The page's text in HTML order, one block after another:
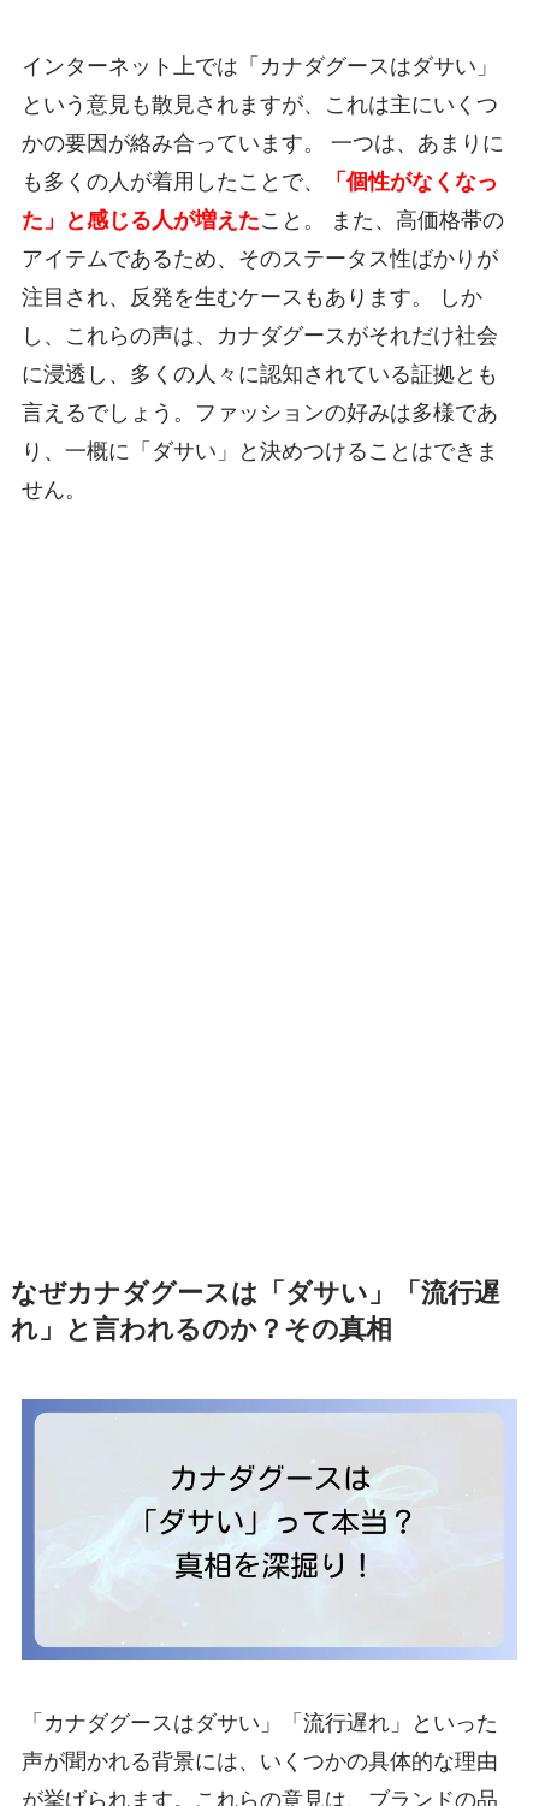
インターネット上では「カナダグースはダサい」
という意見も散見されますが、これは主にいくつ
かの要因が絡み合っています。 一つは、あまりに
も多くの人が着用したことで、
「個性がなくなっ
た」と感じる人が増えたこと。 また、高価格帯の
アイテムであるため、そのステータス性ばかりが
注目され、反発を生むケースもあります。 しか
し、これらの声は、カナダグースがそれだけ社会
に浸透し、多くの人々に認知されている証拠とも
言えるでしょう。ファッションの好みは多様であ
り、一概に「ダサい」と決めつけることはできま
せん。
なぜカナダグースは「ダサい」「流行遅
れ」と言われるのか？その真相
「カナダグースはダサい」「流行遅れ」といった
声が聞かれる背景には、いくつかの具体的な理由
が挙げられます。これらの意見は、ブランドの品